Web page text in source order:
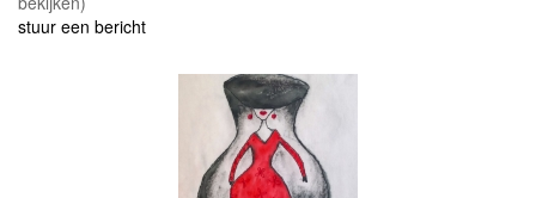
stuur een bericht